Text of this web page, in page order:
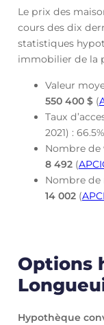
Le prix des
cours des dix
statistiques
immobilier de la
Valeur
550 400 $(
Taux
2021) :
Nombre de
8 492(
Nombre de
14 002(
Options
Hypothèque